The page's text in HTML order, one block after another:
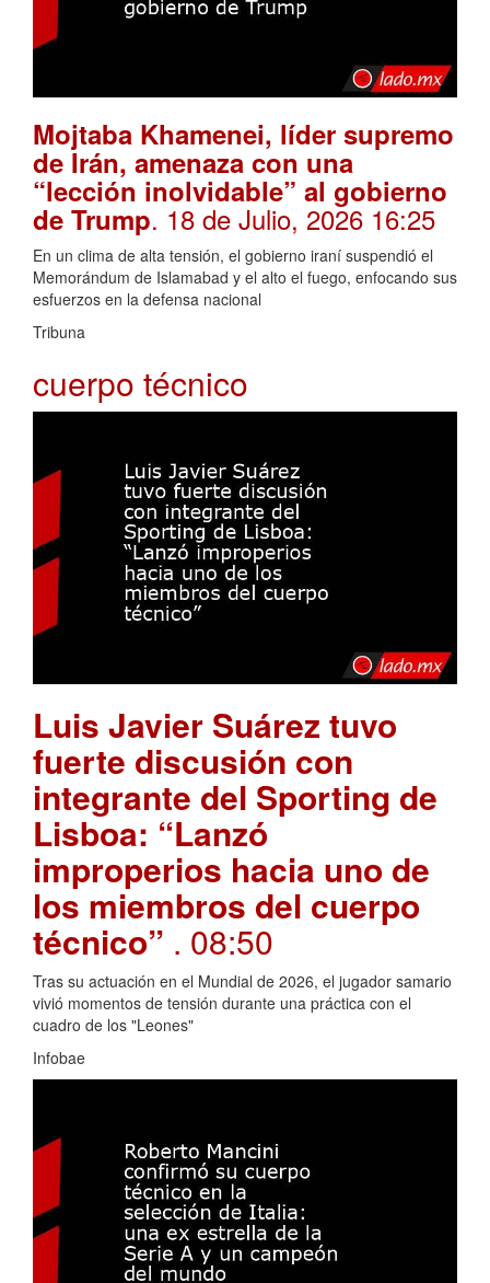
Mojtaba Khamenei, líder supremo
de Irán, amenaza con una
“lección inolvidable” al gobierno
de Trump. 18 de Julio, 2026 16:25
En un clima de alta tensión, el gobierno iraní suspendió el
Memorándum de Islamabad y el alto el fuego, enfocando sus
esfuerzos en la defensa nacional
Tribuna
cuerpo técnico
Luis Javier Suárez tuvo
fuerte discusión con
integrante del Sporting de
Lisboa: “Lanzó
improperios hacia uno de
los miembros del cuerpo
técnico” . 08:50
Tras su actuación en el Mundial de 2026, el jugador samario
vivió momentos de tensión durante una práctica con el
cuadro de los "Leones"
Infobae